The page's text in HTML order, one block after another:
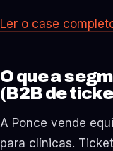
Ler o case
O que a
(B2B de
A Ponce vende
para clínicas.